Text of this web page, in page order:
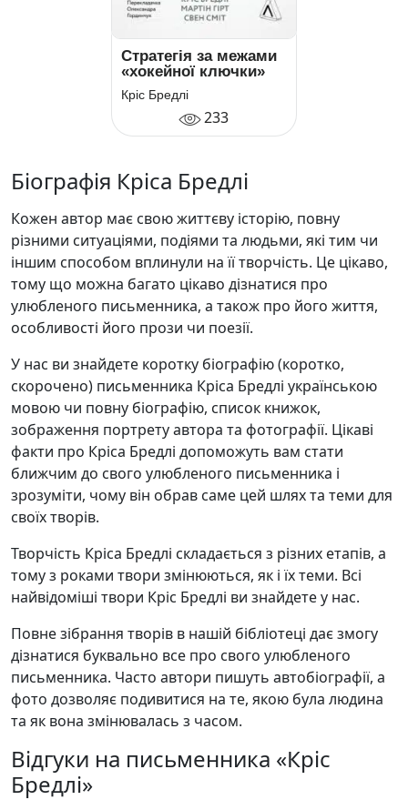
Стратегія за межами
«хокейної ключки»
Кріс Бредлі
233
Біографія Кріса Бредлі
Кожен автор має свою життєву історію, повну
різними ситуаціями, подіями та людьми, які тим чи
іншим способом вплинули на її творчість. Це цікаво,
тому що можна багато цікаво дізнатися про
улюбленого письменника, а також про його життя,
особливості його прози чи поезії.
У нас ви знайдете коротку біографію (коротко,
скорочено) письменника Кріса Бредлі українською
мовою чи повну біографію, список книжок,
зображення портрету автора та фотографії. Цікаві
факти про Кріса Бредлі допоможуть вам стати
ближчим до свого улюбленого письменника і
зрозуміти, чому він обрав саме цей шлях та теми для
своїх творів.
Творчість Кріса Бредлі складається з різних етапів, а
тому з роками твори змінюються, як і їх теми. Всі
найвідоміші твори Кріс Бредлі ви знайдете у нас.
Повне зібрання творів в нашій бібліотеці дає змогу
дізнатися буквально все про свого улюбленого
письменника. Часто автори пишуть автобіографії, а
фото дозволяє подивитися на те, якою була людина
та як вона змінювалась з часом.
Відгуки на письменника «Кріс
Бредлі»